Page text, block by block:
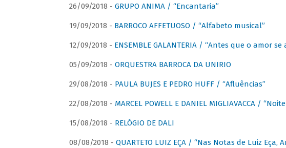
26/09/2018 - GRUPO ANIMA / “Encantaria”
19/09/2018 - BARROCO AFFETUOSO / “Alfabeto musical”
12/09/2018 - ENSEMBLE GALANTERIA / “Antes que o amor se
05/09/2018 - ORQUESTRA BARROCA DA UNIRIO
29/08/2018 - PAULA BUJES E PEDRO HUFF / “Afluências”
22/08/2018 - MARCEL POWELL E DANIEL MIGLIAVACCA /
15/08/2018 - RELÓGIO DE DALI
08/08/2018 - QUARTETO LUIZ EÇA / “Nas Notas de Luiz Eça,